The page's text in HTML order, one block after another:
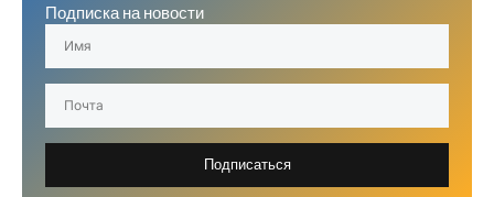
Подписка на новости
Подписаться